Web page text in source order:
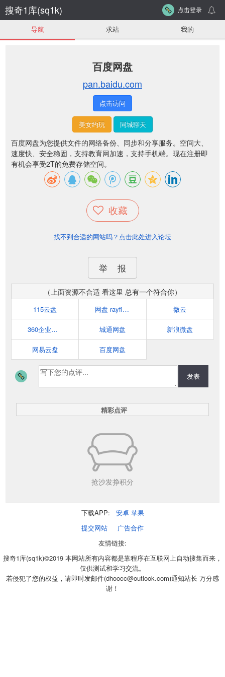
搜奇1库(sq1k) 点击登录
导航 求站 我的
百度网盘
pan.baidu.com
点击访问
美女约玩 同城聊天
百度网盘为您提供文件的网络备份、同步和分享服务。空间大、
速度快、安全稳固，支持教育网加速，支持手机端。现在注册即
有机会享受2T的免费存储空间。
收藏
找不到合适的网站吗？点击此处进入论坛
举 报
（上面资源不合适 看这里 总有一个符合你）
115云盘 网盘 rayfile 网络硬盘 网盘搜索 网盘资源 上传文件 下载资源 微云
360企业云盘 城通网盘 新浪微盘
网易云盘 百度网盘
发表
精彩点评
抢沙发挣积分
下载APP: 安卓 苹果
提交网站
广告合作
友情链接:
搜奇1库(sq1k)©2019 本网站所有内容都是靠程序在互联网上自动搜集而来，
仅供测试和学习交流。
若侵犯了您的权益，请即时发邮件(dhoocc@outlook.com)通知站长 万分感
谢！